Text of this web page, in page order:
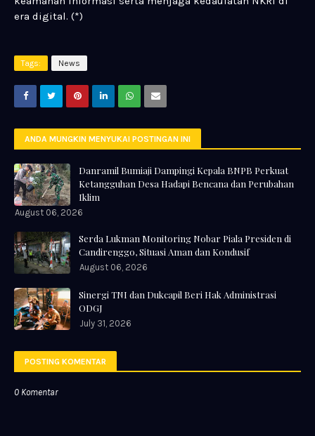
era digital. (*)
Tags: News
ANDA MUNGKIN MENYUKAI POSTINGAN INI
Danramil Bumiaji Dampingi Kepala BNPB Perkuat
Ketangguhan Desa Hadapi Bencana dan Perubahan
Iklim
August 06, 2026
Serda Lukman Monitoring Nobar Piala Presiden di
Candirenggo, Situasi Aman dan Kondusif
August 06, 2026
Sinergi TNI dan Dukcapil Beri Hak Administrasi
ODGJ
July 31, 2026
POSTING KOMENTAR
0 Komentar